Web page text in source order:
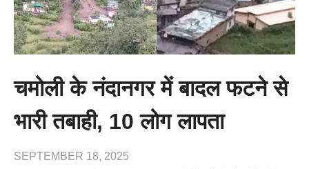
चमोली के नंदानगर में बादल फटने से
भारी तबाही, 10 लोग लापता
SEPTEMBER 18, 2025